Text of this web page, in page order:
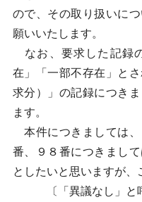
ので、その取り扱いに
願いいたします。
なお、要求した記録
在」「一部不存在」と
求分）」の記録につき
ます。
本件につきましては、
番、９８番につきまし
としたいと思いますが、
〔「異議なし」と呼